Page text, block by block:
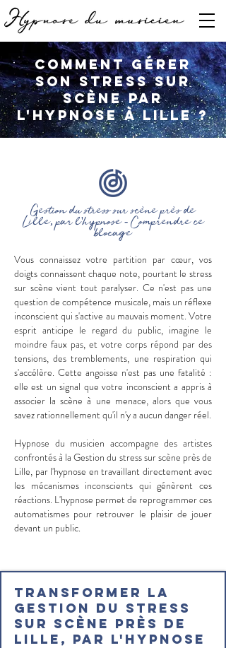
Comment gérer
son stress sur
scène par
l'hypnose à Lille ?
Gestion du stress sur scène près de
Lille, par l'hypnose - Comprendre ce
blocage
Vous connaissez votre partition par cœur, vos
doigts connaissent chaque note, pourtant le stress
sur scène vient tout paralyser. Ce n'est pas une
question de compétence musicale, mais un réflexe
inconscient qui s'active au mauvais moment. Votre
esprit anticipe le regard du public, imagine le
moindre faux pas, et votre corps répond par des
tensions, des tremblements, une respiration qui
s'accélère. Cette angoisse n'est pas une fatalité :
elle est un signal que votre inconscient a appris à
associer la scène à une menace, alors que vous
savez rationnellement qu'il n'y a aucun danger réel.
Hypnose du musicien accompagne des artistes
confrontés à la Gestion du stress sur scène près de
Lille, par l'hypnose en travaillant directement avec
les mécanismes inconscients qui génèrent ces
réactions. L'hypnose permet de reprogrammer ces
automatismes pour retrouver le plaisir de jouer
devant un public.
Transformer la
Gestion du stress
sur scène près de
Lille, par l'hypnose